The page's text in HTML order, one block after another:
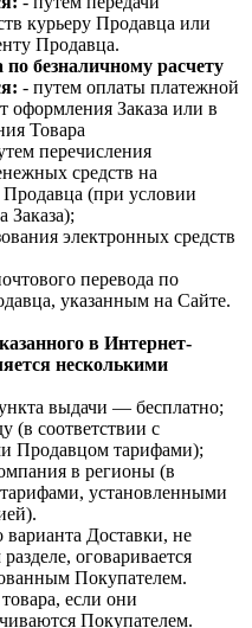
курьеру Продавца или
Продавца.
безналичному расчету
- путем оплаты платежной
оформления Заказа или в
Товара
перечисления
средств на
Продавца (при условии
Заказа);
электронных средств
перевода по
указанным на Сайте.
в Интернет-
несколькими
выдачи — бесплатно;
(в соответствии с
Продавцом тарифами);
в регионы (в
тарифами, установленными
Доставки, не
оговаривается
Покупателем.
если они
Покупателем.